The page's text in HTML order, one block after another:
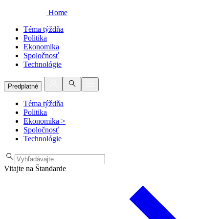
Home
Téma týždňa
Politika
Ekonomika
Spoločnosť
Technológie
Predplatné
Téma týždňa
Politika
Ekonomika >
Spoločnosť
Technológie
Vitajte na Štandarde